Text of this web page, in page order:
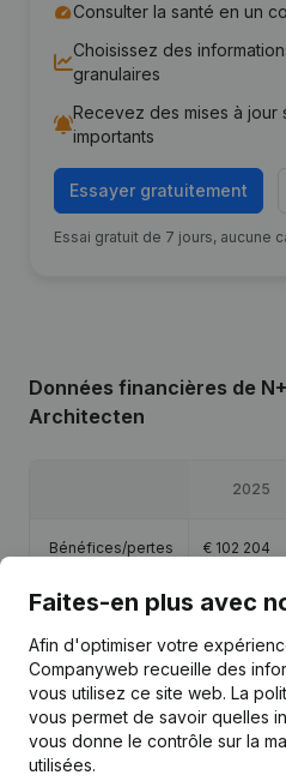
Consulter la santé en un
Choisissez des
granulaires
Recevez des mises à
importants
Essayer gratuitement
Essai gratuit de 7 jours, aucune
Données financières de
Architecten
2025
Bénéfices/pertes € 102 204
Capitaux propres €152 523
Marge brute €89 811
Faites-en plus avec
Afin d'optimiser votre
Companyweb recueille des
vous utilisez ce site web. La
vous permet de savoir quelles
vous donne le contrôle sur la
utilisées.